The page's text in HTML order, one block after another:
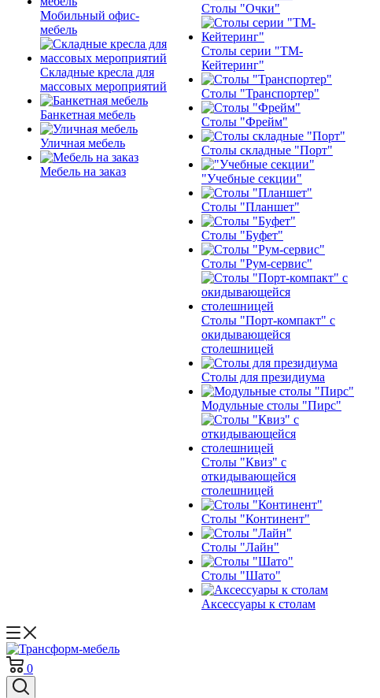
Мобильный офис-
мебель
Складные кресла для
массовых мероприятий
Банкетная мебель
Уличная мебель
Мебель на заказ
Столы "Очки"
Столы серии "ТМ-
Кейтеринг"
Столы "Транспортер"
Столы "Фрейм"
Столы складные "Порт"
"Учебные секции"
Столы "Планшет"
Столы "Буфет"
Столы "Рум-сервис"
Столы "Порт-компакт" с
окидывающейся
столешницей
Столы для президиума
Модульные столы "Пирс"
Столы "Квиз" с
откидывающейся
столешницей
Столы "Континент"
Столы "Лайн"
Столы "Шато"
Аксессуары к столам
0